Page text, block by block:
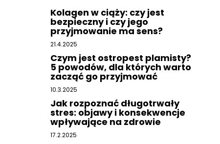
Kolagen w ciąży: czy jest
bezpieczny i czy jego
przyjmowanie ma sens?
21.4.2025
Czym jest ostropest plamisty?
5 powodów, dla których warto
zacząć go przyjmować
10.3.2025
Jak rozpoznać długotrwały
stres: objawy i konsekwencje
wpływające na zdrowie
17.2.2025